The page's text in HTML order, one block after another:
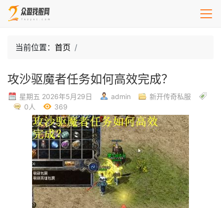
当前位置： 首页
攻沙驱魔者任务如何高效完成？
星期五 2026年5月29日 admin
新开传奇私服
0人
369